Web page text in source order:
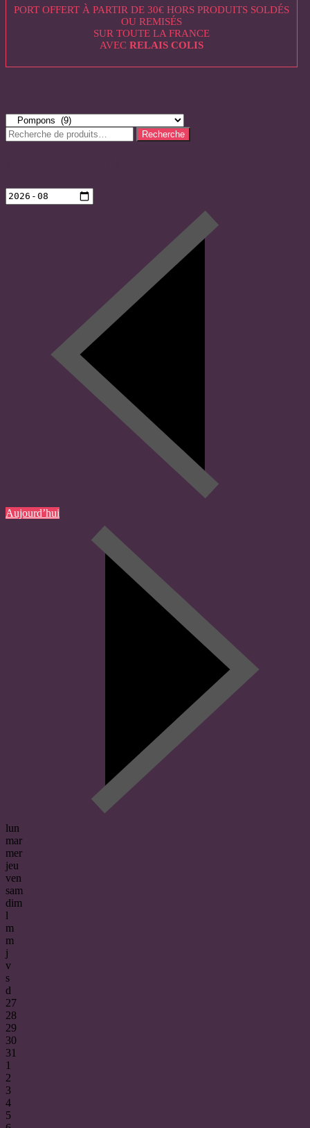
PORT OFFERT À PARTIR DE 30€ HORS PRODUITS SOLDÉS
OU REMISÉS
SUR TOUTE LA FRANCE
AVECRELAIS COLIS
Recherche
pour :
Recherche
Aujourd’hui
lun
mar
mer
jeu
ven
sam
dim
l
m
m
j
v
s
d
27
28
29
30
31
1
2
3
4
5